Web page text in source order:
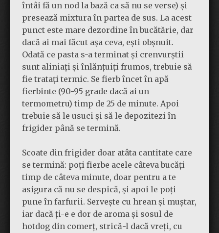
întâi fă un nod la bază ca să nu se verse) și
presează mixtura în partea de sus. La acest
punct este mare dezordine în bucătărie, dar
dacă ai mai făcut așa ceva, ești obșnuit.
Odată ce pasta s-a terminat și crenvurștii
sunt aliniați și înlănțuiți frumos, trebuie să
fie tratați termic. Se fierb încet în apă
fierbinte (90-95 grade dacă ai un
termometru) timp de 25 de minute. Apoi
trebuie să le usuci și să le depozitezi în
frigider până se termină.
Scoate din frigider doar atâta cantitate care
se termină: poți fierbe acele câteva bucăți
timp de câteva minute, doar pentru a te
asigura că nu se despică, și apoi le poți
pune în farfurii. Servește cu hrean și muștar,
iar dacă ți-e e dor de aroma și sosul de
hotdog din comerț, strică-l dacă vreți, cu